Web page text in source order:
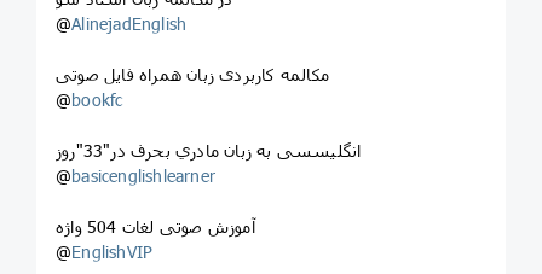
@AlinejadEnglish
مکالمه کاربردی زبان همراه فایل صوتی
@bookfc
انگلیسسی به زبان مادري بحرف در"33"روز
@basicenglishlearner
آموزش صوتی ‌لغات 504 واژه
@EnglishVIP